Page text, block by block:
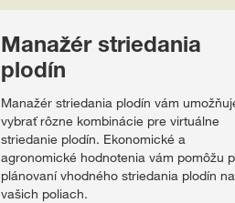
Manažér striedania
plodín
Manažér striedania plodín vám
vybrať rôzne kombinácie pre virtuálne
striedanie plodín. Ekonomické a
agronomické hodnotenia vám pomôžu
plánovaní vhodného striedania plodín na
vašich poliach.